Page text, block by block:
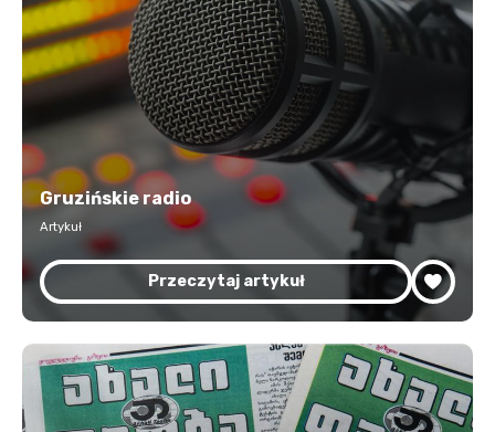
Gruzińskie radio
Artykuł
Przeczytaj artykuł